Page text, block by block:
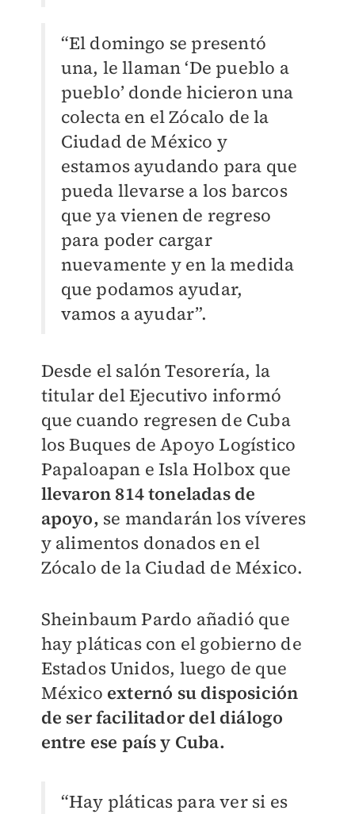
“El domingo se presentó
una, le llaman ‘De pueblo a
pueblo’ donde hicieron una
colecta en el Zócalo de la
Ciudad de México y
estamos ayudando para que
pueda llevarse a los barcos
que ya vienen de regreso
para poder cargar
nuevamente y en la medida
que podamos ayudar,
vamos a ayudar”.
Desde el salón Tesorería, la
titular del Ejecutivo informó
que cuando regresen de Cuba
los Buques de Apoyo Logístico
Papaloapan e Isla Holbox que
llevaron 814 toneladas de
apoyo, se mandarán los víveres
y alimentos donados en el
Zócalo de la Ciudad de México.
Sheinbaum Pardo añadió que
hay pláticas con el gobierno de
Estados Unidos, luego de que
México externó su disposición
de ser facilitador del diálogo
entre ese país y Cuba.
“Hay pláticas para ver si es